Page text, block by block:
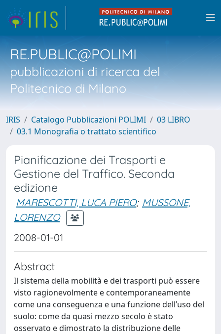
RE.PUBLIC@POLIMI
pubblicazioni di ricerca del
Politecnico di Milano
IRIS Catalogo Pubblicazioni POLIMI
03 LIBRO
03.1 Monografia o trattato scientifico
Pianificazione dei Trasporti e
Gestione del Traffico. Seconda
edizione
MARESCOTTI, LUCA PIERO; MUSSONE,
LORENZO
2008-01-01
Abstract
Il sistema della mobilità e dei trasporti può essere
visto ragionevolmente e contemporaneamente
come una conseguenza e una funzione dell’uso del
suolo: come da quasi mezzo secolo è stato
osservato e dimostrato la distribuzione delle